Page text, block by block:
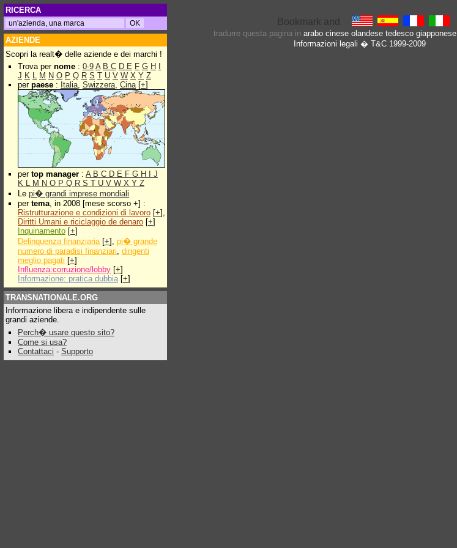
RICERCA
AZIENDE
Scopri la realt� delle aziende e dei marchi !
Trova per nome : 0-9 A B C D E F G H
J K L M N O P Q R S T U V W X Y Z
per paese : Italia, Swizzera, Cina[+]
per top manager : A B C D E F G H
J
K L M N O P Q R S T U V W X Y Z
Le pi� grandi imprese mondiali
per tema, in 2008 [mese scorso +] :
Ristrutturazione e condizioni di lavoro [+],
Diritti Umani e riciclaggio de denaro [+]
Inquinamento [+]
Delinquenza finanziaria[+], pi� grande
numero di paradisi finanziari, dirigenti
meglio pagati [+]
Influenza:corruzione/lobby [+]
Informazione: pratica dubbia [+]
TRANSNATIONALE.ORG
Informazione libera e indipendente sulle
grandi aziende.
Perch� usare questo sito?
Come si usa?
Contattaci - Supporto
tradurre questa pagina in arabo cinese olandese tedesco giapponese
Informazioni legali � T&C 1999-2009